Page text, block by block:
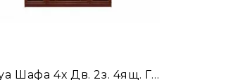
Артуа Шафа 4х Дв. 2з. 4ящ. ГР-Ш 4.3 Ф